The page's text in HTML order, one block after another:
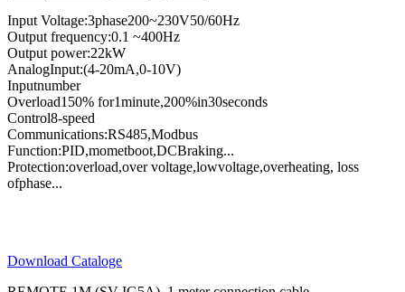
Input Voltage:3phase200~230V50/60Hz
Output frequency:0.1 ~400Hz
Output power:22kW
AnalogInput:(4-20mA,0-10V)
Inputnumber
Overload150% for1minute,200%in30seconds
Control8-speed
Communications:RS485,Modbus
Function:PID,mometboot,DCBraking...
Protection:overload,over voltage,lowvoltage,overheating, loss
ofphase...
Download Cataloge